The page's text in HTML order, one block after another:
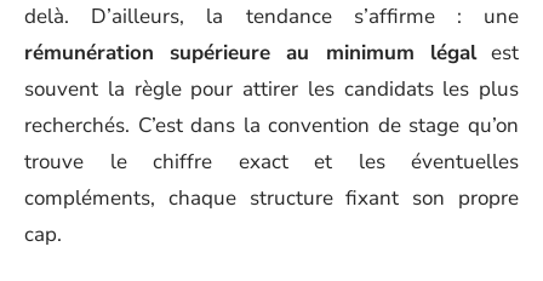
delà. D’ailleurs, la tendance s’affirme : une
rémunération supérieure au minimum légalest
souvent la règle pour attirer les candidats les plus
recherchés. C’est dans la convention de stage qu’on
trouve le chiffre exact et les éventuelles
compléments, chaque structure fixant son propre
cap.